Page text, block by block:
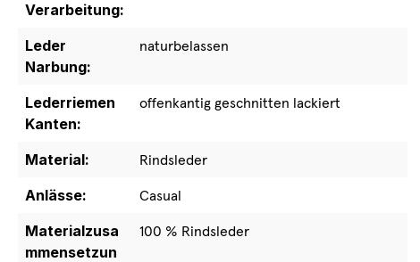
Verarbeitung:
Leder
Narbung:
naturbelassen
Lederriemen
Kanten:
offenkantig geschnitten lackiert
Material:
Rindsleder
Anlässe:
Casual
Materialzusa
mmensetzun
100 % Rindsleder